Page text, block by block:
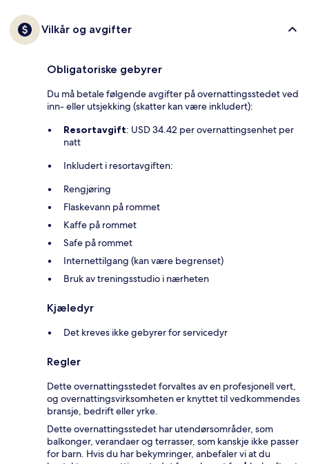
Vilkår og avgifter
Obligatoriske gebyrer
Du må betale følgende avgifter på overnattingsstedet ved
inn- eller utsjekking (skatter kan være inkludert):
Resortavgift: USD 34.42 per overnattingsenhet per
natt
Inkludert i resortavgiften:
Rengjøring
Flaskevann på rommet
Kaffe på rommet
Safe på rommet
Internettilgang (kan være begrenset)
Bruk av treningsstudio i nærheten
Kjæledyr
Det kreves ikke gebyrer for servicedyr
Regler
Dette overnattingsstedet forvaltes av en profesjonell vert,
og overnattingsvirksomheten er knyttet til vedkommendes
bransje, bedrift eller yrke.
Dette overnattingsstedet har utendørsområder, som
balkonger, verandaer og terrasser, som kanskje ikke passer
for barn. Hvis du har bekymringer, anbefaler vi at du